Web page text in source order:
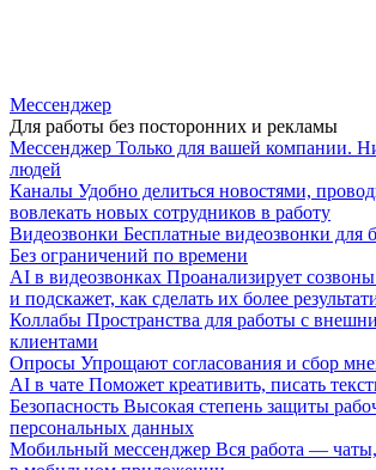
Мессенджер
Для работы без посторонних и рекламы
Мессенджер Только для вашей компании.
людей
Каналы Удобно делиться новостями,
вовлекать новых сотрудников в работу
Видеозвонки Бесплатные видеозвонки для
Без ограничений по времени
AI в видеозвонках Проанализирует
и подскажет, как сделать их более
Коллабы Пространства для работы с
клиентами
Опросы Упрощают согласования и сбор
AI в чате Поможет креативить, писать
Безопасность Высокая степень защиты
персональных данных
Мобильный мессенджер Вся работа —